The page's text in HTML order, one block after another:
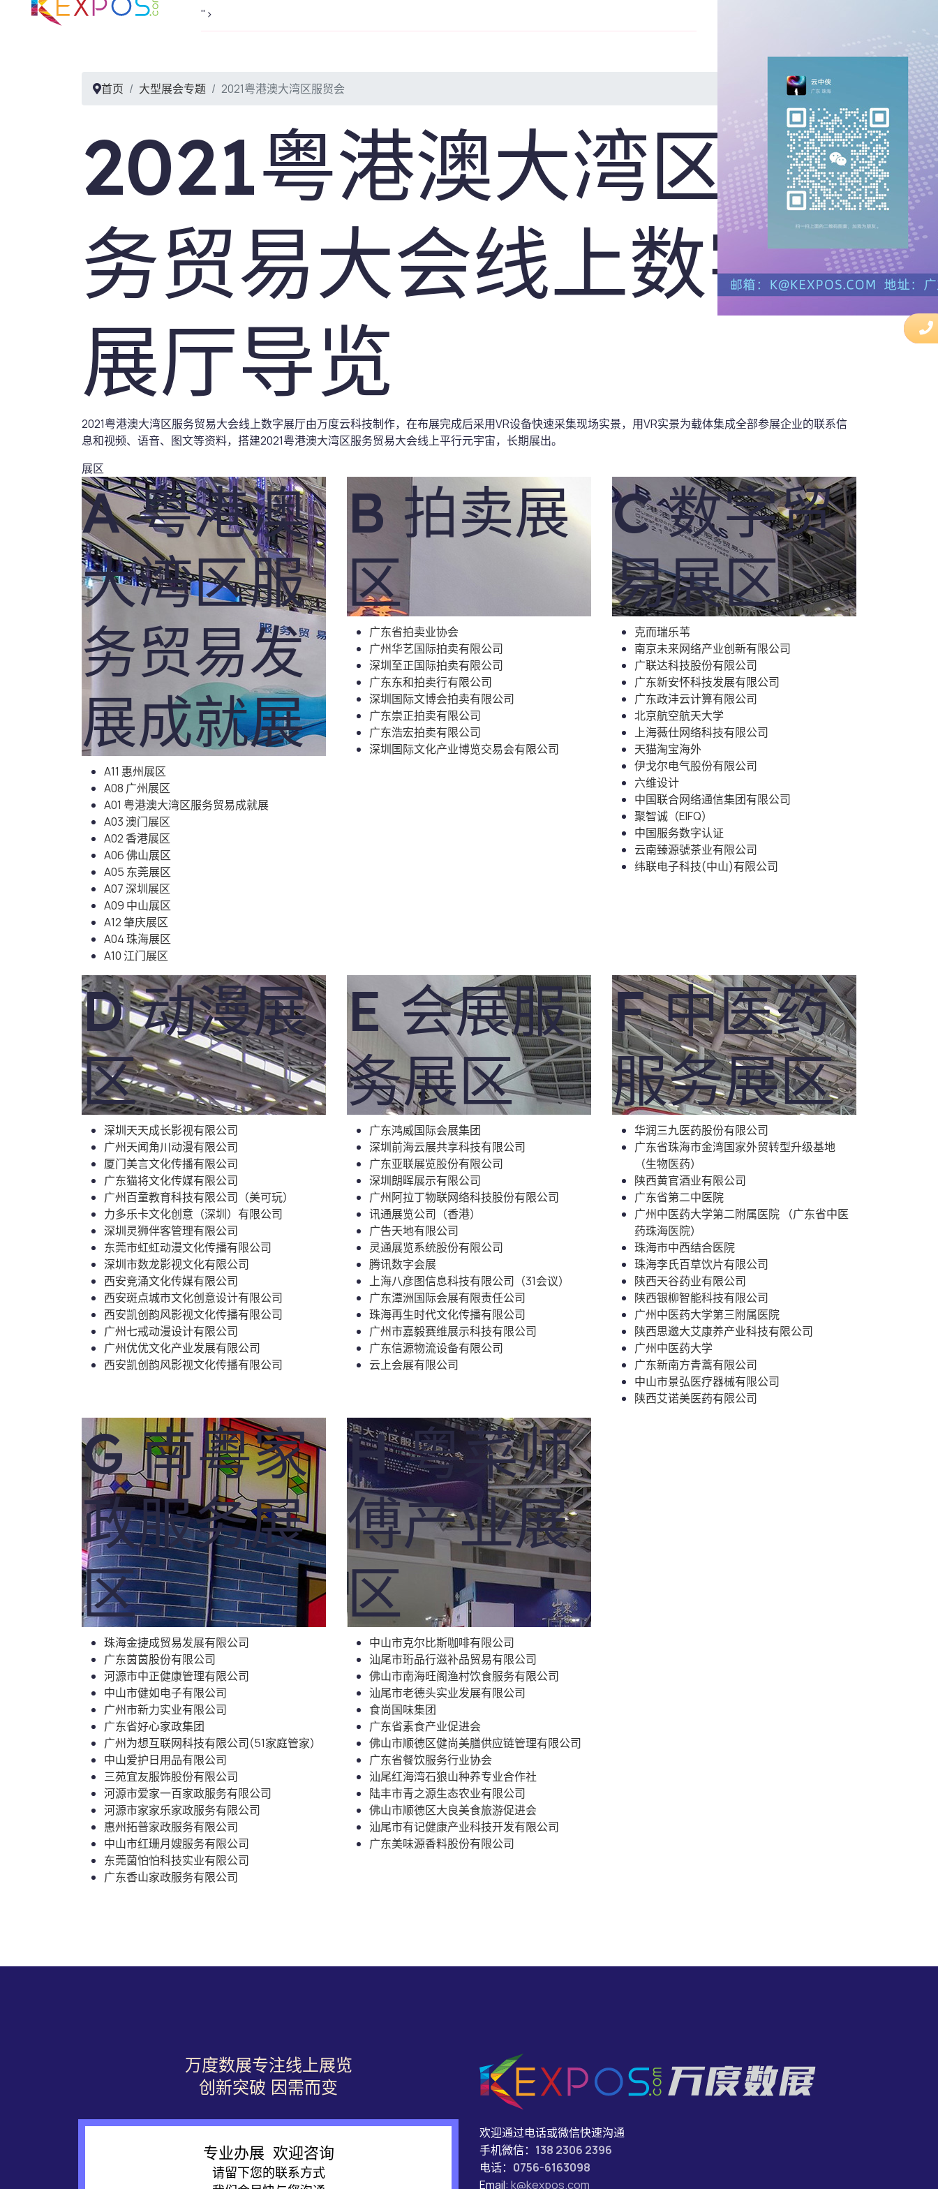
">
首页 大型展会专题 2021粤港澳大湾区服贸会
2021粤港澳大湾区服
务贸易大会线上数字
展厅导览
2021粤港澳大湾区服务贸易大会线上数字展厅由万度云科技制作，在布展完成后采用VR设备快速采集现场实景，用VR实景为载体集成全部参展企业的联系信
息和视频、语音、图文等资料，搭建2021粤港澳大湾区服务贸易大会线上平行元宇宙，长期展出。
展区
A 粤港澳
大湾区服
务贸易发
展成就展
A11 惠州展区
A08 广州展区
A01 粤港澳大湾区服务贸易成就展
A03 澳门展区
A02 香港展区
A06 佛山展区
A05 东莞展区
A07 深圳展区
A09 中山展区
A12 肇庆展区
A04 珠海展区
A10 江门展区
B 拍卖展
区
广东省拍卖业协会
广州华艺国际拍卖有限公司
深圳至正国际拍卖有限公司
广东东和拍卖行有限公司
深圳国际文博会拍卖有限公司
广东崇正拍卖有限公司
广东浩宏拍卖有限公司
深圳国际文化产业博览交易会有限公司
C 数字贸
易展区
克而瑞乐苇
南京未来网络产业创新有限公司
广联达科技股份有限公司
广东新安怀科技发展有限公司
广东政沣云计算有限公司
北京航空航天大学
上海薇仕网络科技有限公司
天猫淘宝海外
伊戈尔电气股份有限公司
六维设计
中国联合网络通信集团有限公司
聚智诚（EIFQ）
中国服务数字认证
云南臻源號茶业有限公司
纬联电子科技(中山)有限公司
D 动漫展
区
深圳天天成长影视有限公司
广州天闻角川动漫有限公司
厦门美言文化传播有限公司
广东猫将文化传媒有限公司
广州百童教育科技有限公司（美可玩）
力多乐卡文化创意（深圳）有限公司
深圳灵狮伴客管理有限公司
东莞市虹虹动漫文化传播有限公司
深圳市数龙影视文化有限公司
西安竞涌文化传媒有限公司
西安斑点城市文化创意设计有限公司
西安凯创韵风影视文化传播有限公司
广州七戒动漫设计有限公司
广州优优文化产业发展有限公司
西安凯创韵风影视文化传播有限公司
E 会展服
务展区
广东鸿威国际会展集团
深圳前海云展共享科技有限公司
广东亚联展览股份有限公司
深圳朗晖展示有限公司
广州阿拉丁物联网络科技股份有限公司
讯通展览公司（香港）
广告天地有限公司
灵通展览系统股份有限公司
腾讯数字会展
上海八彦图信息科技有限公司（31会议）
广东潭洲国际会展有限责任公司
珠海再生时代文化传播有限公司
广州市嘉毅赛维展示科技有限公司
广东信源物流设备有限公司
云上会展有限公司
F 中医药
服务展区
华润三九医药股份有限公司
广东省珠海市金湾国家外贸转型升级基地
（生物医药）
陕西黄官酒业有限公司
广东省第二中医院
广州中医药大学第二附属医院 （广东省中医
药珠海医院）
珠海市中西结合医院
珠海李氏百草饮片有限公司
陕西天谷药业有限公司
陕西银柳智能科技有限公司
广州中医药大学第三附属医院
陕西思邈大艾康养产业科技有限公司
广州中医药大学
广东新南方青蒿有限公司
中山市景弘医疗器械有限公司
陕西艾诺美医药有限公司
G 南粤家
政服务展
区
珠海金捷成贸易发展有限公司
广东茵茵股份有限公司
河源市中正健康管理有限公司
中山市健如电子有限公司
广州市新力实业有限公司
广东省好心家政集团
广州为想互联网科技有限公司(51家庭管家）
中山爱护日用品有限公司
三苑宜友服饰股份有限公司
河源市爱家一百家政服务有限公司
河源市家家乐家政服务有限公司
惠州拓普家政服务有限公司
中山市红珊月嫂服务有限公司
东莞菌怕怕科技实业有限公司
广东香山家政服务有限公司
H 粤菜师
傅产业展
区
中山市克尔比斯咖啡有限公司
汕尾市珩品行滋补品贸易有限公司
佛山市南海旺阁渔村饮食服务有限公司
汕尾市老德头实业发展有限公司
食尚国味集团
广东省素食产业促进会
佛山市顺德区健尚美膳供应链管理有限公司
广东省餐饮服务行业协会
汕尾红海湾石狼山种养专业合作社
陆丰市青之源生态农业有限公司
佛山市顺德区大良美食旅游促进会
汕尾市有记健康产业科技开发有限公司
广东美味源香料股份有限公司
万度数展专注线上展览
创新突破 因需而变
专业办展 欢迎咨询
请留下您的联系方式
欢迎通过电话或微信快速沟通
手机微信： 138 2306 2396
电话： 0756-6163098
Email: k@kexpos.com